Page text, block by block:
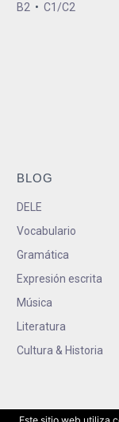
B2 • C1/C2
BLOG
DELE
Vocabulario
Gramática
Expresión escrita
Música
Literatura
Cultura & Historia